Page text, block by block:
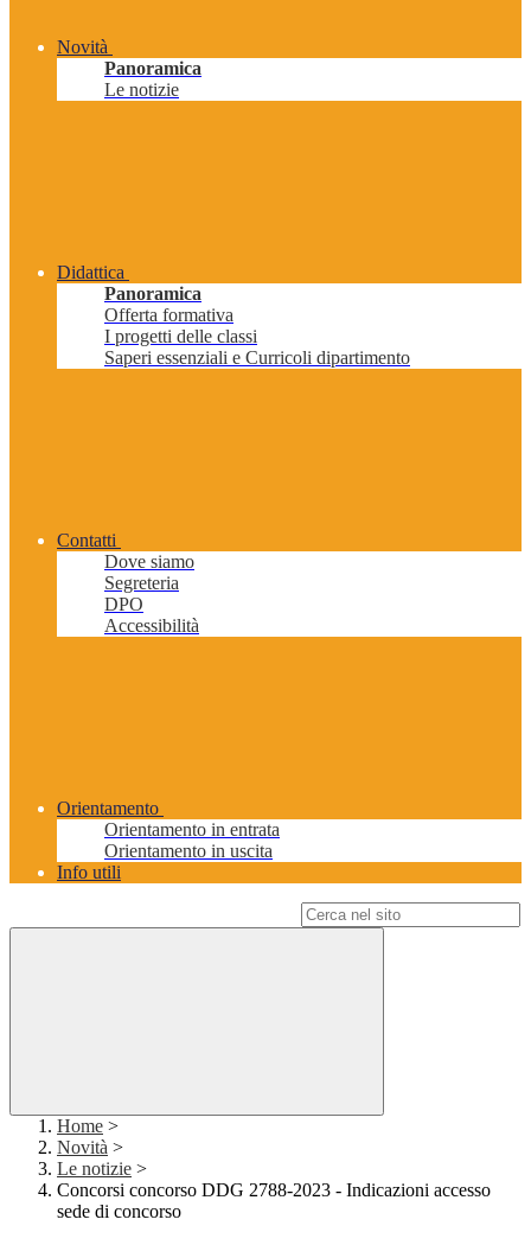
Novità
Panoramica
Le notizie
Didattica
Panoramica
Offerta formativa
I progetti delle classi
Saperi essenziali e Curricoli dipartimento
Contatti
Dove siamo
Segreteria
DPO
Accessibilità
Orientamento
Orientamento in entrata
Orientamento in uscita
Info utili
Home >
Novità >
Le notizie >
Concorsi concorso DDG 2788-2023 - Indicazioni accesso
sede di concorso